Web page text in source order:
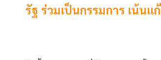
รัฐ ร่วมเป็นกรรมการ เน้น